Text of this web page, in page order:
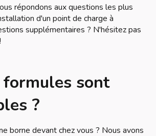
répondons aux questions les plus
d'un point de charge à
supplémentaires ? N'hésitez pas
sont
?
borne devant chez vous ? Nous avons